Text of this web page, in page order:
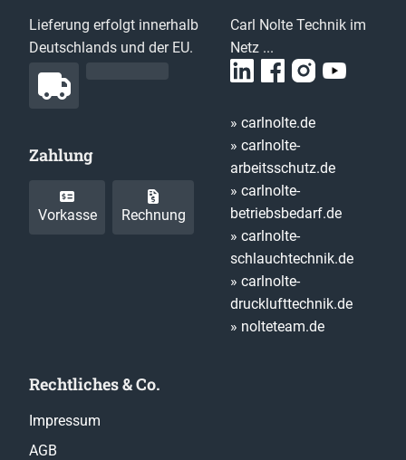
Lieferung erfolgt innerhalb
Deutschlands und der EU.
Zahlung
Vorkasse Rechnung
Carl Nolte Technik im
Netz ...
» carlnolte.de
» carlnolte-
arbeitsschutz.de
» carlnolte-
betriebsbedarf.de
» carlnolte-
schlauchtechnik.de
» carlnolte-
drucklufttechnik.de
» nolteteam.de
Rechtliches & Co.
Impressum
AGB